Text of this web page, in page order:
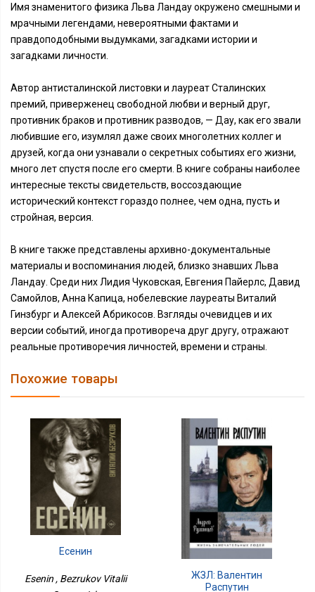
Имя знаменитого физика Льва Ландау окружено смешными и
мрачными легендами, невероятными фактами и
правдоподобными выдумками, загадками истории и
загадками личности.
Автор антисталинской листовки и лауреат Сталинских
премий, приверженец свободной любви и верный друг,
противник браков и противник разводов, — Дау, как его звали
любившие его, изумлял даже своих многолетних коллег и
друзей, когда они узнавали о секретных событиях его жизни,
много лет спустя после его смерти. В книге собраны наиболее
интересные тексты свидетельств, воссоздающие
исторический контекст гораздо полнее, чем одна, пусть и
стройная, версия.
В книге также представлены архивно-документальные
материалы и воспоминания людей, близко знавших Льва
Ландау. Среди них Лидия Чуковская, Евгения Пайерлс, Давид
Самойлов, Анна Капица, нобелевские лауреаты Виталий
Гинзбург и Алексей Абрикосов. Взгляды очевидцев и их
версии событий, иногда противореча друг другу, отражают
реальные противоречия личностей, времени и страны.
Похожие товары
Есенин
Esenin , Bezrukov Vitalii
ЖЗЛ: Валентин
Распутин